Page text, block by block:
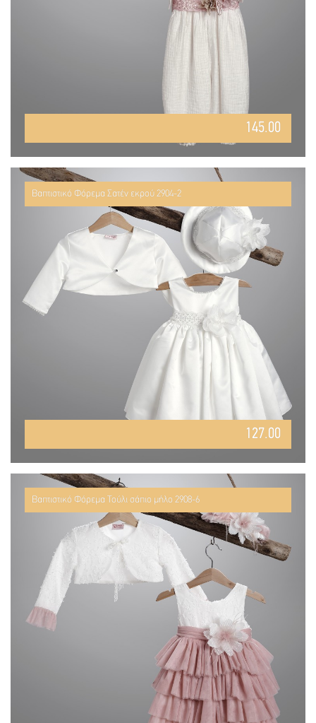
145.00
Βαπτιστικό Φόρεμα Σατέν εκρού 2904-2
127.00
Βαπτιστικό Φόρεμα Τούλι σάπιο μήλο 2908-6